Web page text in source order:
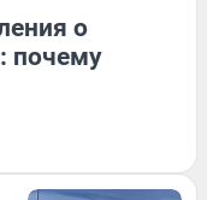
о
почему